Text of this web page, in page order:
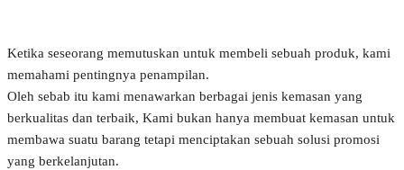
Ketika seseorang memutuskan untuk membeli sebuah produk, kami
memahami pentingnya penampilan.
Oleh sebab itu kami menawarkan berbagai jenis kemasan yang
berkualitas dan terbaik, Kami bukan hanya membuat kemasan untuk
membawa suatu barang tetapi menciptakan sebuah solusi promosi
yang berkelanjutan.